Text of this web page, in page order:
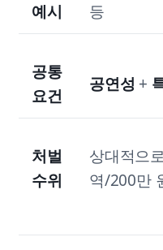
예시
등
공통
요건
공연성 +
처벌
수위
상대적으
역/200만